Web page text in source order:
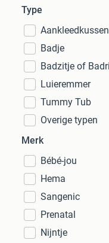
Type
Aankleedkussen
Badje
Badzitje of
Luieremmer
Tummy Tub
Overige typen
Merk
Bébé-jou
Hema
Sangenic
Prenatal
Nijntje